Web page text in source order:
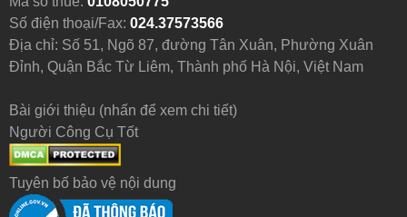
Số điện thoại/Fax: 024.37573566
Địa chỉ: Số 51, Ngõ 87, đường Tân Xuân, Phường Xuân
Đỉnh, Quận Bắc Từ Liêm, Thành phố Hà Nội, Việt Nam
Bài giới thiệu (nhấn để xem chi tiết)
Người Công Cụ Tốt
Tuyên bố bảo vệ nội dung